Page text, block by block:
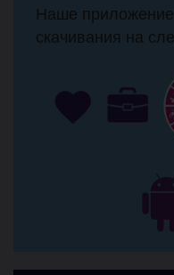
Наше
скачивания на